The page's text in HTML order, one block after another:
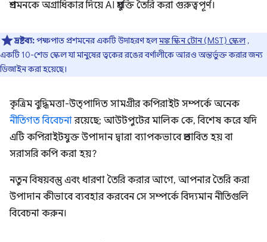
প্রশমনকে অগ্রাধিকার দিয়ে AI প্রযুক্তি তৈরি করা গুরুত্বপূর্ণ।
দ্রষ্টব্য:পক্ষপাত প্রশমনের একটি উদাহরণ হলমঙ্ক স্কিন টোন (MST) স্কেল,
একটি 10-শেড স্কেল যা মানুষের ত্বকের রঙের বর্ণালীকে আরও অন্তর্ভুক্ত করার জন্য
ডিজাইন করা হয়েছে।
কৃত্রিম বুদ্ধিমত্তা-উত্পাদিত সামগ্রীর কপিরাইট সম্পর্কে অনেক
নীতিগত বিবেচনারয়েছে; আউটপুটের মালিক কে, বিশেষ করে যদি
এটি কপিরাইটযুক্ত উপাদান দ্বারা ব্যাপকভাবে প্রভাবিত হয় বা
সরাসরি কপি করা হয়?
নতুন বিষয়বস্তু এবং ধারণা তৈরি করার আগে, আপনার তৈরি করা
উপাদান কীভাবে ব্যবহার করবেন সে সম্পর্কে বিদ্যমান নীতিগুলি
বিবেচনা করুন।